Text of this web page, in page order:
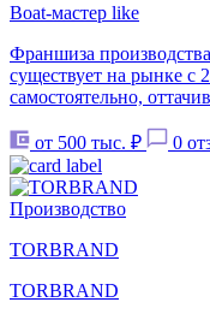
Boat-мастер like
Франшиза
существует на рынке с
самостоятельно,
от 500 тыс. ₽ 0
Производство
TORBRAND
TORBRAND